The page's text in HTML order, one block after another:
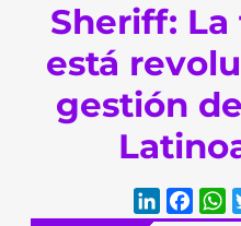
Sheriff:
está
gestión